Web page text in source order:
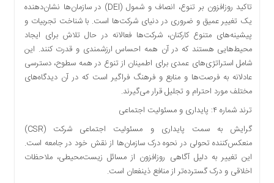
تاکید روزافزون بر تنوع، انصاف و شمول (DEI) در سازمان‌ها نشان‌دهنده
یک تغییر عمیق و ضروری در دنیای شرکت‌ها است. با شناخت تجربیات و
پیشینه‌های متنوع کارکنان، شرکت‌ها فعالانه در حال تلاش برای ایجاد
محیط‌هایی هستند که در آن همه احساس ارزشمندی و قدرت کنند. این
شامل استراتژی‌های عمدی برای اطمینان از تنوع در همه سطوح، دسترسی
عادلانه به فرصت‌ها و منابع و فرهنگ فراگیر است که در آن دیدگاه‌های
مختلف مورد احترام و تجلیل قرار می‌گیرند.
ترند شماره ۴: پایداری و مسئولیت اجتماعی
گرایش به سمت پایداری و مسئولیت اجتماعی شرکت (CSR)
منعکس‌کننده تحولی در نحوه درک سازمان‌ها از نقش خود در جامعه است.
این تغییر به دلیل آگاهی روزافزون از مسائل زیست‌محیطی، ملاحظات
اخلاقی و درک گسترده‌تر از منافع ذینفعان است.